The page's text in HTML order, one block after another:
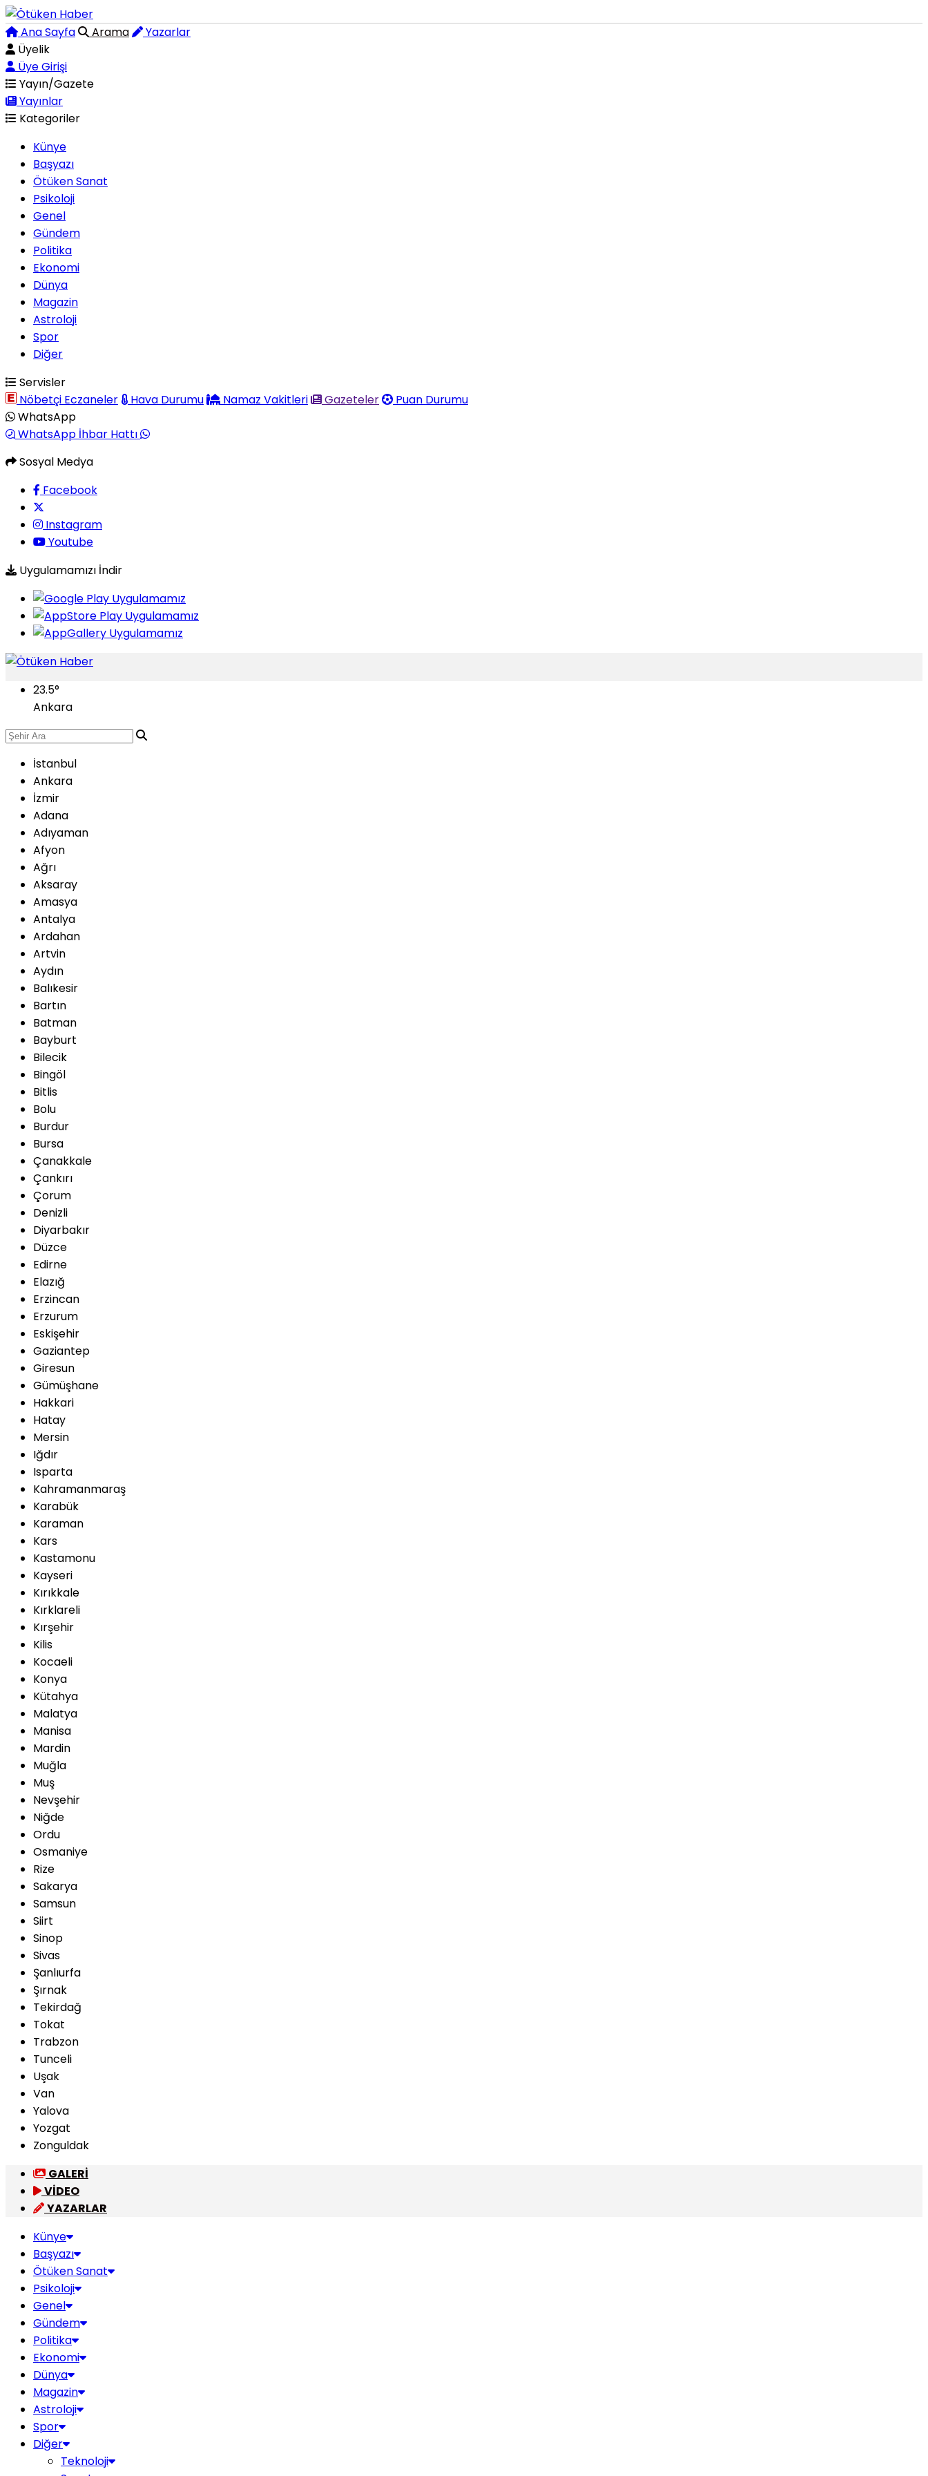
Ana Sayfa Arama
Yazarlar
Üyelik
Üye Girişi
Yayın/Gazete
Yayınlar
Kategoriler
Künye
Başyazı
Ötüken Sanat
Psikoloji
Genel
Gündem
Politika
Ekonomi
Dünya
Magazin
Astroloji
Spor
Diğer
Servisler
Nöbetçi Eczaneler
Hava Durumu Namaz Vakitleri Gazeteler
Puan Durumu
WhatsApp
WhatsApp İhbar Hattı
Sosyal Medya
Facebook
Instagram
Youtube
Uygulamamızı İndir
23.5°
Ankara
İstanbul
Ankara
İzmir
Adana
Adıyaman
Afyon
Ağrı
Aksaray
Amasya
Antalya
Ardahan
Artvin
Aydın
Balıkesir
Bartın
Batman
Bayburt
Bilecik
Bingöl
Bitlis
Bolu
Burdur
Bursa
Çanakkale
Çankırı
Çorum
Denizli
Diyarbakır
Düzce
Edirne
Elazığ
Erzincan
Erzurum
Eskişehir
Gaziantep
Giresun
Gümüşhane
Hakkari
Hatay
Mersin
Iğdır
Isparta
Kahramanmaraş
Karabük
Karaman
Kars
Kastamonu
Kayseri
Kırıkkale
Kırklareli
Kırşehir
Kilis
Kocaeli
Konya
Kütahya
Malatya
Manisa
Mardin
Muğla
Muş
Nevşehir
Niğde
Ordu
Osmaniye
Rize
Sakarya
Samsun
Siirt
Sinop
Sivas
Şanlıurfa
Şırnak
Tekirdağ
Tokat
Trabzon
Tunceli
Uşak
Van
Yalova
Yozgat
Zonguldak
GALERİ
VİDEO
YAZARLAR
Künye
Başyazı
Ötüken Sanat
Psikoloji
Genel
Gündem
Politika
Ekonomi
Dünya
Magazin
Astroloji
Spor
Diğer
Teknoloji